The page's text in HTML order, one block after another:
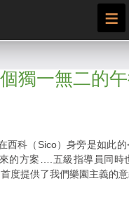
≡
獨一無二的
西科（Sico）身旁是如此
的方案….五級指導員同時
度提供了我們樂園主義的